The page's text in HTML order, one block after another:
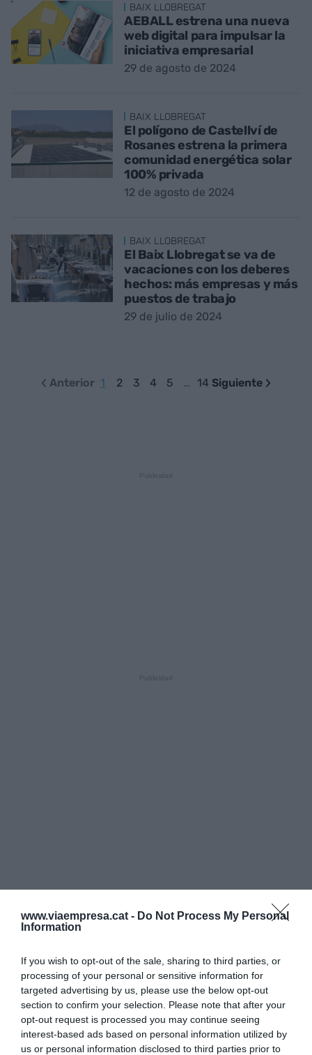
www.viaempresa.cat - Do Not Process My Personal
Information
If you wish to opt-out of the sale, sharing to third parties, or
processing of your personal or sensitive information for
targeted advertising by us, please use the below opt-out
section to confirm your selection. Please note that after your
opt-out request is processed you may continue seeing
interest-based ads based on personal information utilized by
us or personal information disclosed to third parties prior to
BAIX LLOBREGAT
AEBALL estrena una nueva
web digital para impulsar la
iniciativa empresarial
29 de agosto de 2024
BAIX LLOBREGAT
El polígono de Castellví de
Rosanes estrena la primera
comunidad energética solar
100% privada
12 de agosto de 2024
BAIX LLOBREGAT
El Baix Llobregat se va de
vacaciones con los deberes
hechos: más empresas y más
puestos de trabajo
29 de julio de 2024
Anterior 1 2 3 4 5 … 14 Siguiente